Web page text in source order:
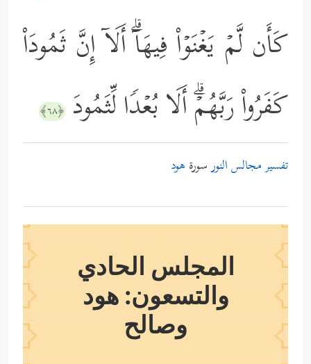
كَأَن لَّمۡ یَغۡنَوۡاْ فِیهَاۤۗ أَلَاۤ إِنَّ ثَمُودَاْ
كَفَرُواْ رَبَّهُمۡۗ أَلَا بُعۡدࣰا لِّثَمُودَ ﴿٦٨﴾
تفسير مجالس النورسورة هود
المجلس الحادي
والتسعون: هود
وصالح